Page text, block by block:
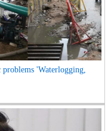
problems 'Waterlogging,